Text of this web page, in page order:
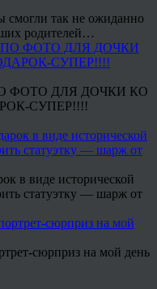
смогли так не ожиданно
родителей…
ФОТО ДЛЯ ДОЧКИ КО
СУПЕР!!!!
в виде исторической
статуэтку — шарж от
сюрприз на мой день